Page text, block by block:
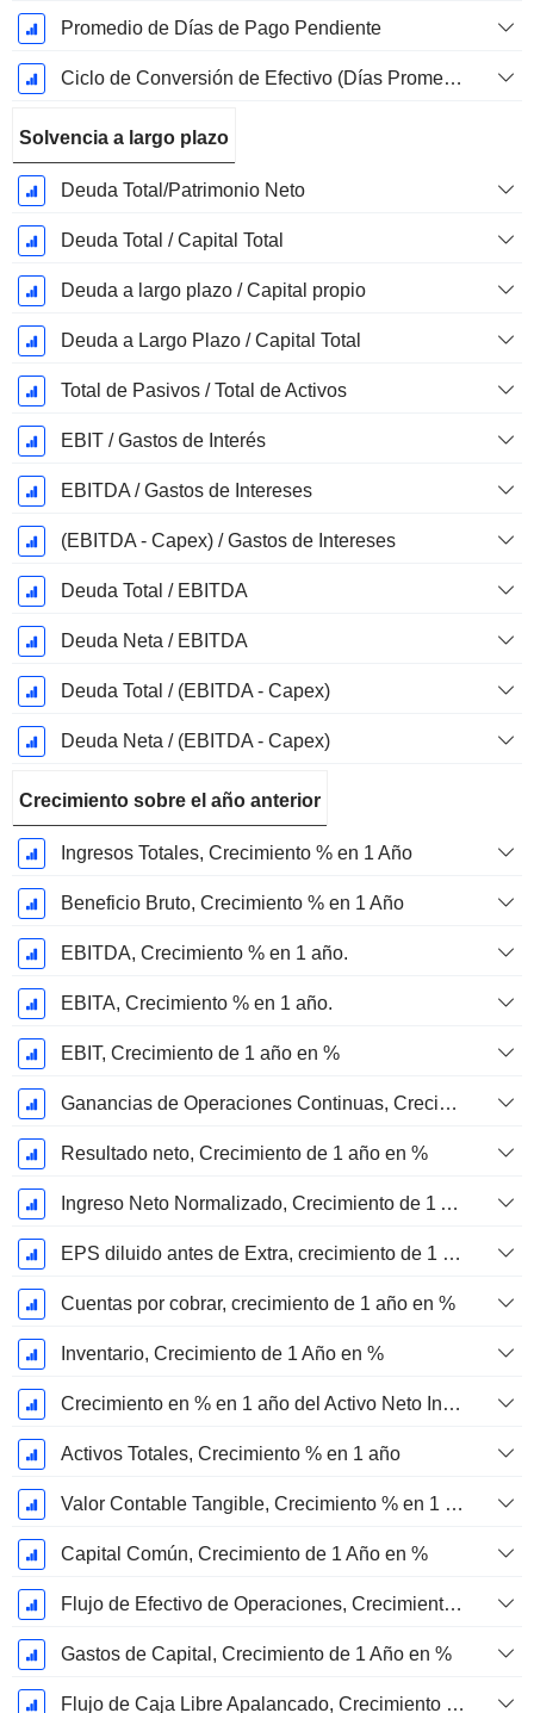
Promedio de Días de Pago Pendiente
Ciclo de Conversión de Efectivo (Días Promedio)
Solvencia a largo plazo
Deuda Total/Patrimonio Neto
Deuda Total / Capital Total
Deuda a largo plazo / Capital propio
Deuda a Largo Plazo / Capital Total
Total de Pasivos / Total de Activos
EBIT / Gastos de Interés
EBITDA / Gastos de Intereses
(EBITDA - Capex) / Gastos de Intereses
Deuda Total / EBITDA
Deuda Neta / EBITDA
Deuda Total / (EBITDA - Capex)
Deuda Neta / (EBITDA - Capex)
Crecimiento sobre el año anterior
Ingresos Totales, Crecimiento % en 1 Año
Beneficio Bruto, Crecimiento % en 1 Año
EBITDA, Crecimiento % en 1 año.
EBITA, Crecimiento % en 1 año.
EBIT, Crecimiento de 1 año en %
Ganancias de Operaciones Continuas, Crecimiento de 1 Año en %
Resultado neto, Crecimiento de 1 año en %
Ingreso Neto Normalizado, Crecimiento de 1 Año en %
EPS diluido antes de Extra, crecimiento de 1 año %
Cuentas por cobrar, crecimiento de 1 año en %
Inventario, Crecimiento de 1 Año en %
Crecimiento en % en 1 año del Activo Neto Inmovilizado Material
Activos Totales, Crecimiento % en 1 año
Valor Contable Tangible, Crecimiento % en 1 año
Capital Común, Crecimiento de 1 Año en %
Flujo de Efectivo de Operaciones, Crecimiento de 1 Año en %
Gastos de Capital, Crecimiento de 1 Año en %
Flujo de Caja Libre Apalancado, Crecimiento de 1 Año %